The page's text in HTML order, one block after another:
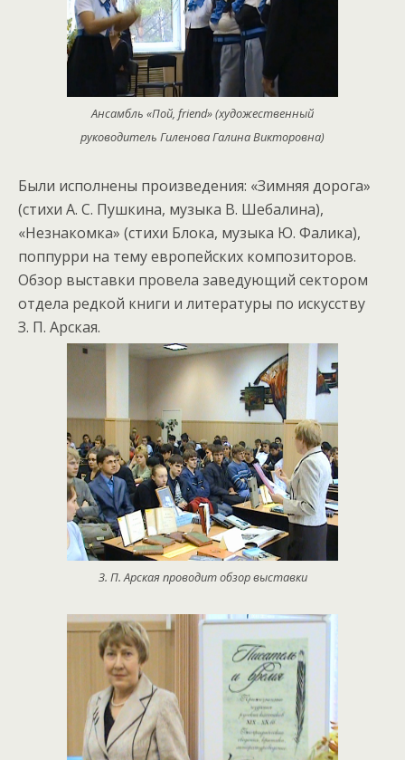
Ансамбль «Пой, friend» (художественный
руководитель Гиленова Галина Викторовна)
Были исполнены произведения: «Зимняя дорога»
(стихи А. С. Пушкина, музыка В. Шебалина),
«Незнакомка» (стихи Блока, музыка Ю. Фалика),
поппурри на тему европейских композиторов.
Обзор выставки провела заведующий сектором
отдела редкой книги и литературы по искусству
З. П. Арская.
З. П. Арская проводит обзор выставки